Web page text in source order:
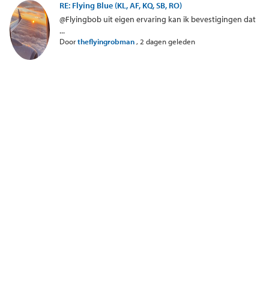
RE: Flying Blue (KL, AF, KQ, SB, RO)
@Flyingbob uit eigen ervaring kan ik bevestigingen dat
...
Doortheflyingrobman , 2 dagen geleden